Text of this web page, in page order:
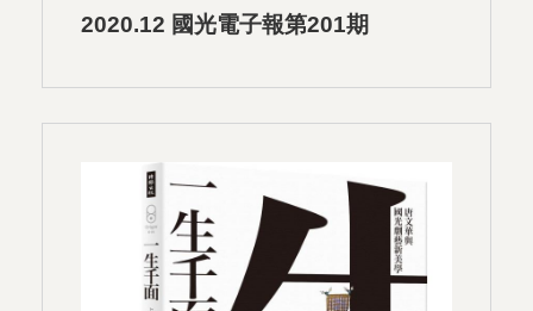
2020.12 國光電子報第201期